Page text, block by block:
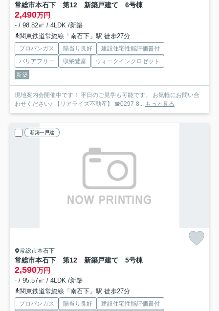
常総市本石下 第12 新築戸建て 6号棟
2,490万円
- / 98.82㎡ / 4LDK /新築
関東鉄道常総線「南石下」駅 徒歩27分
プロパンガス 陽当り良好
建設住宅性能評価書付
バリアフリー
収納豊富
ウォークインクロゼット
新築
現地案内会開催中です！ 平日のご見学も可能です。 お気軽にお問い合
わせください♪ 【リアライズ不動産】 ☎0297-8... もっと見る
新築一戸建
常総市本石下
常総市本石下 第12 新築戸建て 5号棟
2,590万円
- / 95.57㎡ / 4LDK /新築
関東鉄道常総線「南石下」駅 徒歩27分
プロパンガス 陽当り良好
建設住宅性能評価書付